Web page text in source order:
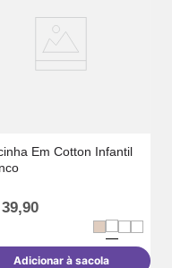
Em Cotton Infantil
39,90
Adicionar à sacola